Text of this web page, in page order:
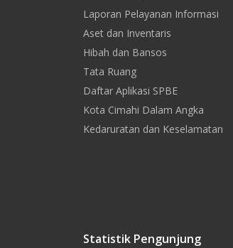
Laporan Pelayanan Informasi
Aset dan Inventaris
Hibah dan Bansos
Tata Ruang
Daftar Aplikasi SPBE
Kota Cimahi Dalam Angka
Kedaruratan dan Keselamatan
Statistik Pengunjung